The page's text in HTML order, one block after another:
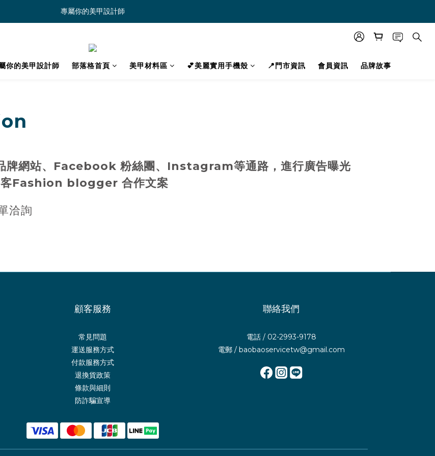
專屬你的美甲設計師
你的美甲設計師 部落格首頁 美甲材料區 💕美麗實用手機殼 📍門市資訊 會員資訊 品牌故事
牌網站、 Facebook 粉絲團、Instagram等通路，進行廣告曝光
Fashion blogger 合作文案
洽詢
顧客服務
常見問題
運送服務方式
付款服務方式
退換貨政策
條款與細則
防詐騙宣導
聯絡我們
電話 / 02-2993-9178
電郵 / baobaoservicetw@gmail.com